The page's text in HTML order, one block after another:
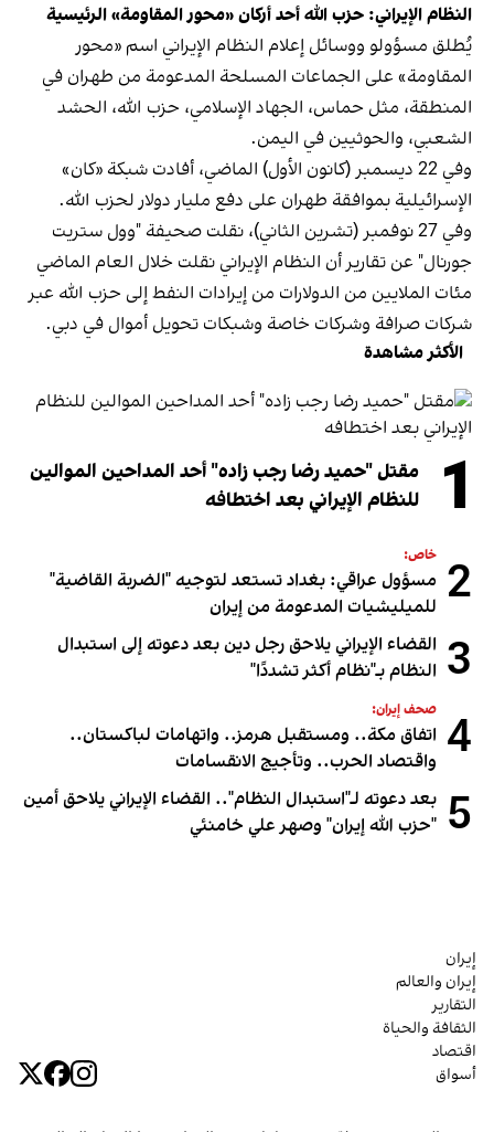
النظام الإيراني: حزب الله أحد أركان «محور المقاومة» الرئيسية
يُطلق مسؤولو ووسائل إعلام النظام الإيراني اسم «محور
المقاومة» على الجماعات المسلحة المدعومة من طهران في
المنطقة، مثل حماس، الجهاد الإسلامي، حزب الله، الحشد
الشعبي، والحوثيين في اليمن.
وفي 22 ديسمبر (كانون الأول) الماضي، أفادت شبكة «كان»
الإسرائيلية بموافقة طهران على دفع مليار دولار لحزب الله.
وفي 27 نوفمبر (تشرين الثاني)، نقلت صحيفة "وول ستريت
جورنال" عن تقارير أن النظام الإيراني نقلت خلال العام الماضي
مئات الملايين من الدولارات من إيرادات النفط إلى حزب الله عبر
شركات صرافة وشركات خاصة وشبكات تحويل أموال في دبي.
الأكثر مشاهدة
1
مقتل "حميد رضا رجب زاده" أحد المداحين الموالين
للنظام الإيراني بعد اختطافه
2 خاص:
مسؤول عراقي: بغداد تستعد لتوجيه "الضربة القاضية"
للميليشيات المدعومة من إيران
3 القضاء الإيراني يلاحق رجل دين بعد دعوته إلى استبدال
النظام بـ"نظام أكثر تشددًا"
4 صحف إيران:
اتفاق مكة.. ومستقبل هرمز.. واتهامات لباكستان..
واقتصاد الحرب.. وتأجيج الانقسامات
5 بعد دعوته لـ"استبدال النظام".. القضاء الإيراني يلاحق أمين
"حزب الله إيران" وصهر علي خامنئي
إيران
إيران والعالم
التقارير
الثقافة والحياة
اقتصاد
أسواق